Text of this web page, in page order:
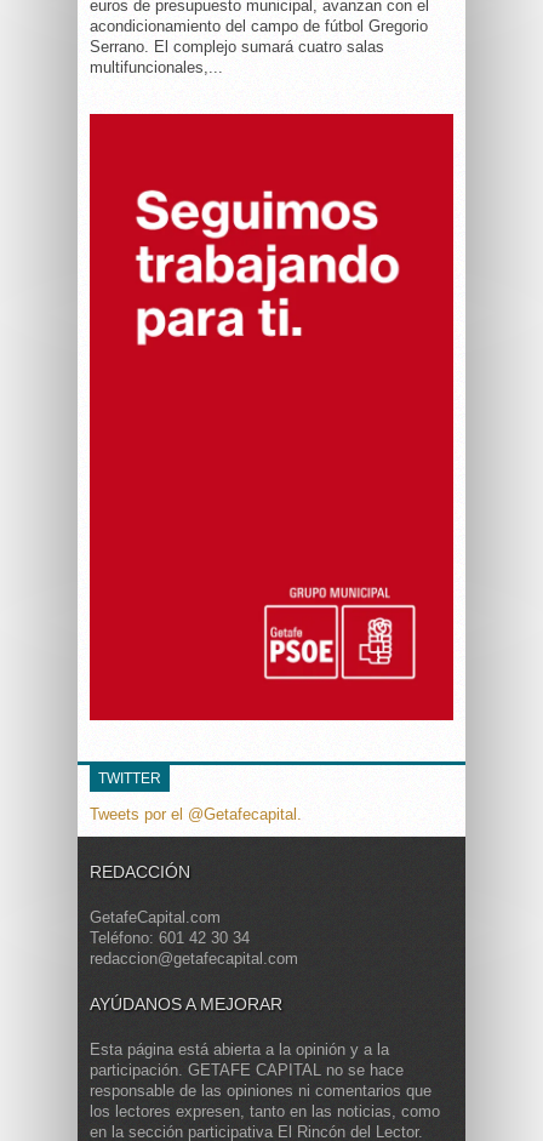
euros de presupuesto municipal, avanzan con el
acondicionamiento del campo de fútbol Gregorio
Serrano. El complejo sumará cuatro salas
multifuncionales,...
TWITTER
Tweets por el @Getafecapital.
REDACCIÓN
GetafeCapital.com
Teléfono: 601 42 30 34
redaccion@getafecapital.com
AYÚDANOS A MEJORAR
Esta página está abierta a la opinión y a la
participación. GETAFE CAPITAL no se hace
responsable de las opiniones ni comentarios que
los lectores expresen, tanto en las noticias, como
en la sección participativa El Rincón del Lector.